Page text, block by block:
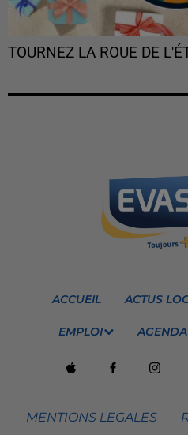
TOURNEZ LA ROUE DE
ACCUEIL ACTUS
EMPLOI AGENDA
MENTIONS LEGALES